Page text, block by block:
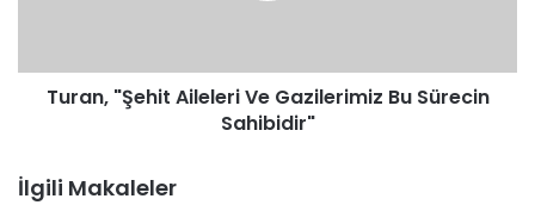
Turan, "Şehit Aileleri Ve Gazilerimiz Bu Sürecin
Sahibidir"
İlgili Makaleler